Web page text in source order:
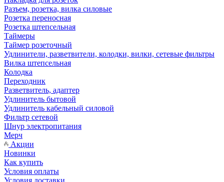
Разъем, розетка, вилка силовые
Розетка переносная
Розетка штепсельная
Таймеры
Таймер розеточный
Удлинители, разветвители, колодки, вилки, сетевые фильтры
Вилка штепсельная
Колодка
Переходник
Разветвитель, адаптер
Удлинитель бытовой
Удлинитель кабельный силовой
Фильтр сетевой
Шнур электропитания
Мерч
Акции
Новинки
Как купить
Условия оплаты
Условия доставки